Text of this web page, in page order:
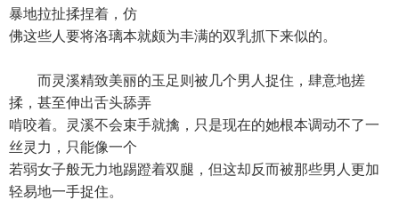
暴地拉扯揉捏着，仿
佛这些人要将洛璃本就颇为丰满的双乳抓下来似的。
而灵溪精致美丽的玉足则被几个男人捉住，肆意地搓
揉，甚至伸出舌头舔弄
啃咬着。灵溪不会束手就擒，只是现在的她根本调动不了一
丝灵力，只能像一个
若弱女子般无力地踢蹬着双腿，但这却反而被那些男人更加
轻易地一手捉住。